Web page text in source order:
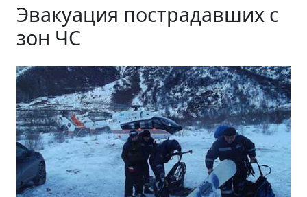
Эвакуация пострадавших с
зон ЧС